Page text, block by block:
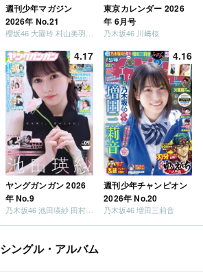
週刊少年マガジン
2026年 No.21
櫻坂46 大園玲 村山美羽 稲熊ひな
東京カレンダー 2026
年 6月号
乃木坂46 川﨑桜
4.17
ヤングガンガン 2026
年 No.9
乃木坂46 池田瑛紗 田村真佑
4.16
週刊少年チャンピオン
2026年 No.20
乃木坂46 増田三莉音
シングル・アルバム